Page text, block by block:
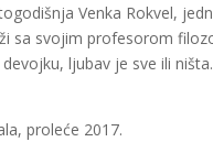
Venka Rokvel,
sa svojim profesorom
ljubav je sve ili
proleće 2017.